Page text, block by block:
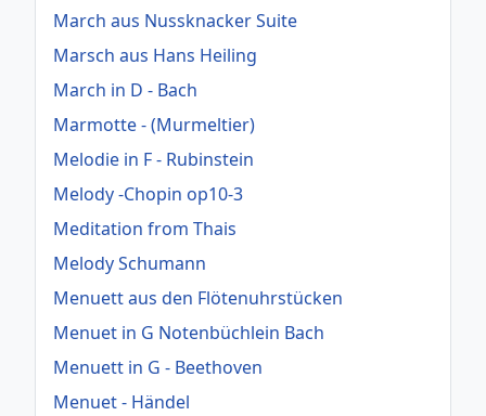
March aus Nussknacker Suite
Marsch aus Hans Heiling
March in D - Bach
Marmotte - (Murmeltier)
Melodie in F - Rubinstein
Melody -Chopin op10-3
Meditation from Thais
Melody Schumann
Menuett aus den Flötenuhrstücken
Menuet in G Notenbüchlein Bach
Menuett in G - Beethoven
Menuet - Händel